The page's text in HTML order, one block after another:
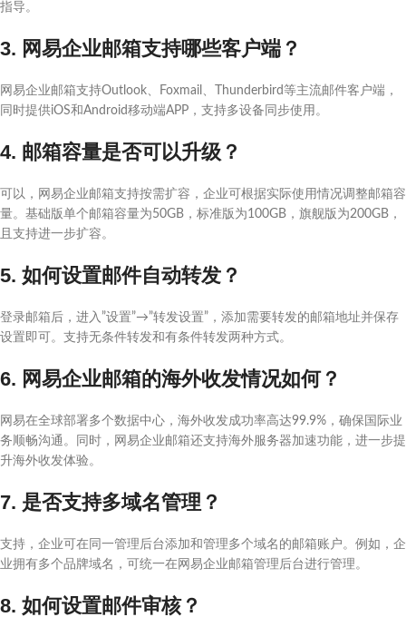
指导。
3. 网易企业邮箱支持哪些客户端？
网易企业邮箱支持Outlook、Foxmail、Thunderbird等主流邮件客户端，
同时提供iOS和Android移动端APP，支持多设备同步使用。
4. 邮箱容量是否可以升级？
可以，网易企业邮箱支持按需扩容，企业可根据实际使用情况调整邮箱容
量。基础版单个邮箱容量为50GB，标准版为100GB，旗舰版为200GB，
且支持进一步扩容。
5. 如何设置邮件自动转发？
登录邮箱后，进入”设置”→”转发设置”，添加需要转发的邮箱地址并保存
设置即可。支持无条件转发和有条件转发两种方式。
6. 网易企业邮箱的海外收发情况如何？
网易在全球部署多个数据中心，海外收发成功率高达99.9%，确保国际业
务顺畅沟通。同时，网易企业邮箱还支持海外服务器加速功能，进一步提
升海外收发体验。
7. 是否支持多域名管理？
支持，企业可在同一管理后台添加和管理多个域名的邮箱账户。例如，企
业拥有多个品牌域名，可统一在网易企业邮箱管理后台进行管理。
8. 如何设置邮件审核？